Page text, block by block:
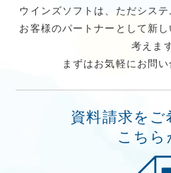
ウインズソフトは、ただシステ
お客様のパートナーとして新
考えま
まずはお気軽にお問い
資料請求をご
こちら